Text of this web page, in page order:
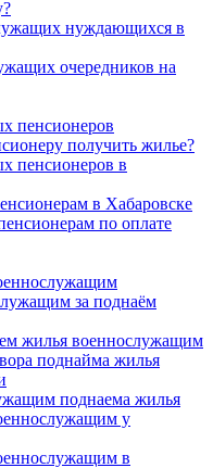
нуждающихся в
очередников на
пенсионеров
получить жилье?
пенсионеров в
в Хабаровске
по оплате
за поднаём
жилья военнослужащим
поднайма жилья
поднаема жилья
у
в